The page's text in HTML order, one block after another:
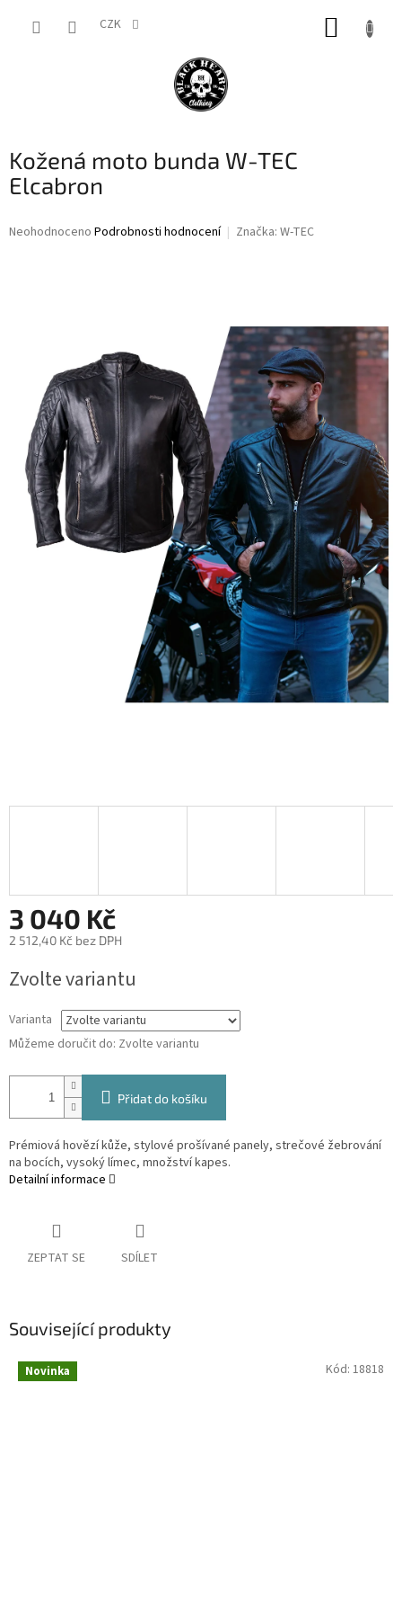
CZK
Kožená moto bunda W-TEC
Elcabron
Průměrné
Neohodnoceno Podrobnosti hodnocení Značka: W-TEC
3 040 Kč
2 512,40 Kč bez DPH
cena:
Zvolte variantu
Varianta
Můžeme doručit do: Zvolte variantu
Přidat do košíku
Prémiová hovězí kůže, stylové prošívané panely, strečové žebrování
na bocích, vysoký límec, množství kapes.
Detailní informace
ZEPTAT SE SDÍLET
Související produkty
Novinka Kód: 18818